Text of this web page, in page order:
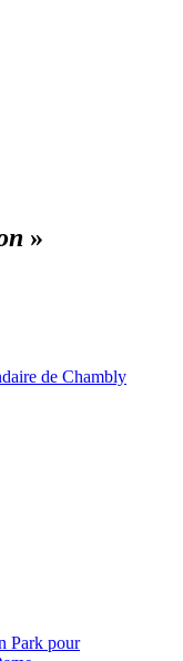
»
de Chambly
Park pour